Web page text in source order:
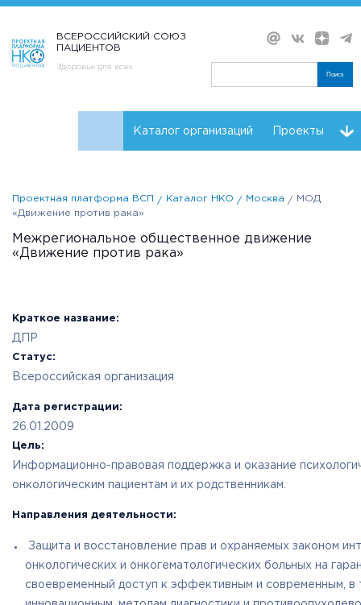
ВСЕРОССИЙСКИЙ СОЮЗ
ПАЦИЕНТОВ
Здоровье для всех
Поиск
Каталог организаций Проекты
Проектная платформа ВСП Каталог НКО Москва
МОД
«Движение против рака»
Межрегиональное общественное движение
«Движение против рака»
Краткое название:
ДПР
Статус:
Всероссийская организация
Дата регистрации:
26.01.2009
Цель:
Информационно-правовая поддержка и оказание
онкологическим пациентам и их родственникам.
Направления деятельности:
Защита и восстановление прав и охраняемых законом
онкологических и онкогематологических больных на
своевременный доступ к эффективным и современным, в